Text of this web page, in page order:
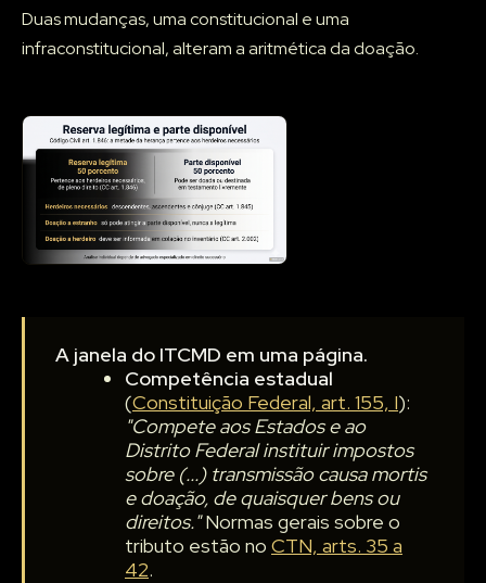
Duas mudanças, uma constitucional e uma
infraconstitucional, alteram a aritmética da doação.
A janela do ITCMD em uma página.
Competência estadual
(Constituição Federal, art. 155, I):
"Compete aos Estados e ao
Distrito Federal instituir impostos
sobre (...) transmissão causa mortis
e doação, de quaisquer bens ou
direitos."Normas gerais sobre o
tributo estão no CTN, arts. 35 a
42.